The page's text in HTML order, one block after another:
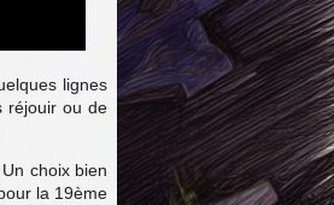
lignes
réjouir ou de
choix bien
la 19ème